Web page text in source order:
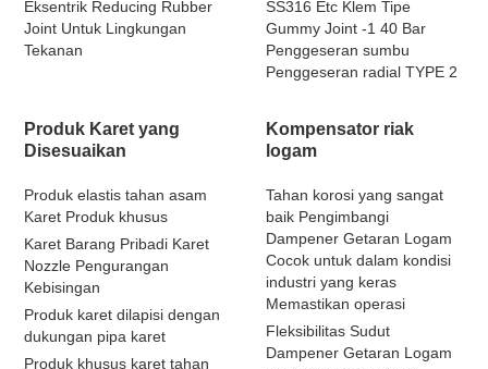
Eksentrik Reducing Rubber
Joint Untuk Lingkungan
Tekanan
SS316 Etc Klem Tipe
Gummy Joint -1 40 Bar
Penggeseran sumbu
Penggeseran radial TYPE 2
Produk Karet yang
Disesuaikan
Produk elastis tahan asam
Karet Produk khusus
Karet Barang Pribadi Karet
Nozzle Pengurangan
Kebisingan
Produk karet dilapisi dengan
dukungan pipa karet
Produk khusus karet tahan
Kompensator riak
logam
Tahan korosi yang sangat
baik Pengimbangi
Dampener Getaran Logam
Cocok untuk dalam kondisi
industri yang keras
Memastikan operasi
Fleksibilitas Sudut
Dampener Getaran Logam